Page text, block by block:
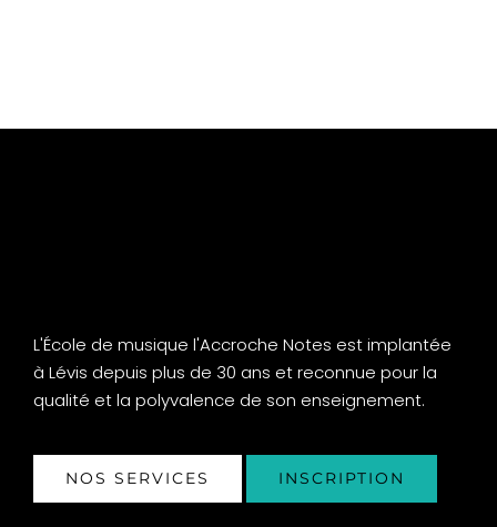
L'École de musique l'Accroche Notes est implantée
à Lévis depuis plus de 30 ans et reconnue pour la
qualité et la polyvalence de son enseignement.
NOS SERVICES INSCRIPTION